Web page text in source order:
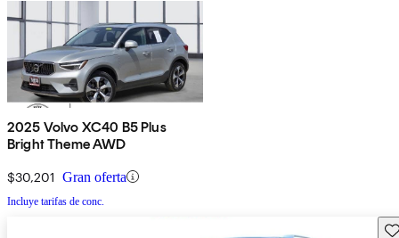
2025 Volvo XC40 B5 Plus
Bright Theme AWD
$30,201 Gran oferta
Incluye tarifas de conc.